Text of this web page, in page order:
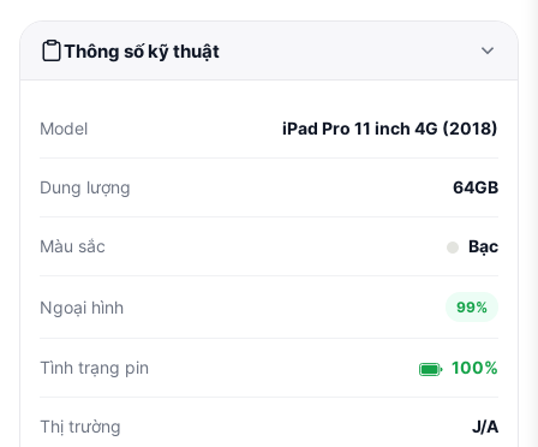
Thông số kỹ thuật
Model iPad Pro 11 inch 4G (2018)
Dung lượng 64GB
Màu sắc Bạc
Ngoại hình 99%
Tình trạng pin 100%
Thị trường J/A